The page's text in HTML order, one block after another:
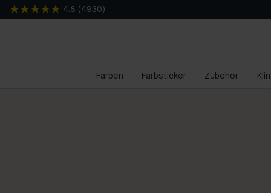
4.8 ( 4930 )
Farben Farbsticker Zubehör